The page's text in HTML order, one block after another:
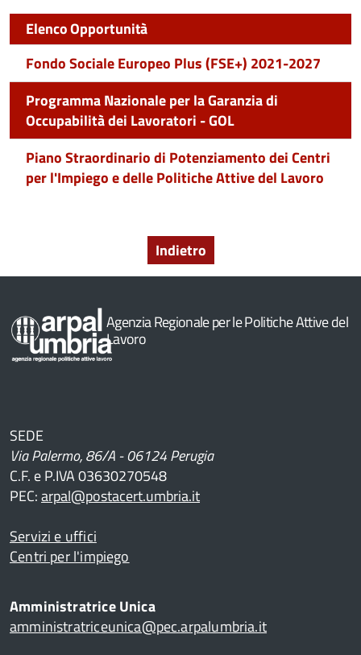
Elenco Opportunità
Fondo Sociale Europeo Plus (FSE+) 2021-2027
Programma Nazionale per la Garanzia di
Occupabilità dei Lavoratori - GOL
Piano Straordinario di Potenziamento dei Centri
per l'Impiego e delle Politiche Attive del Lavoro
Indietro
Agenzia Regionale per le Politiche Attive del
Lavoro
SEDE
Via Palermo, 86/A - 06124 Perugia
C.F. e P.IVA 03630270548
PEC:arpal@postacert.umbria.it
Servizi e uffici
Centri per l'impiego
Amministratrice Unica
amministratriceunica@pec.arpalumbria.it